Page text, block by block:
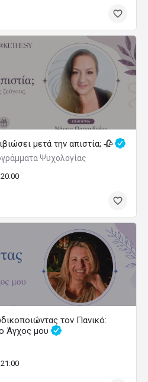
μετά την απιστία; 🥀
Ψυχολογίας
τον Πανικό:
Άγχος μου